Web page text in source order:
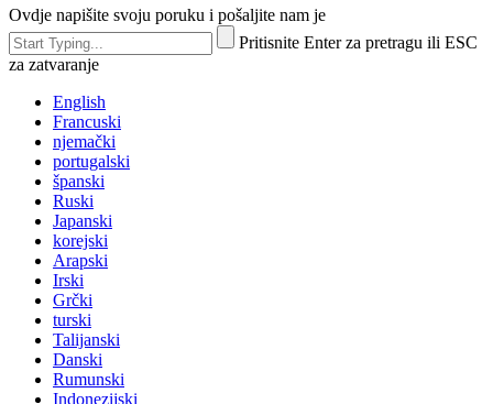
Ovdje napišite svoju poruku i pošaljite nam je
Pritisnite Enter za pretragu ili ESC
za zatvaranje
English
Francuski
njemački
portugalski
španski
Ruski
Japanski
korejski
Arapski
Irski
Grčki
turski
Talijanski
Danski
Rumunski
Indonezijski